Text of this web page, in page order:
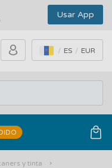
Usar App
ES EUR
y tinta